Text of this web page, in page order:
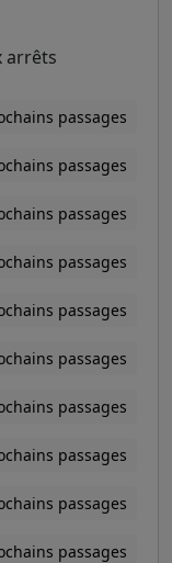
arrêts
passages
passages
passages
passages
passages
passages
passages
passages
passages
passages